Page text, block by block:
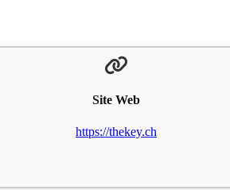
Site Web
https://thekey.ch